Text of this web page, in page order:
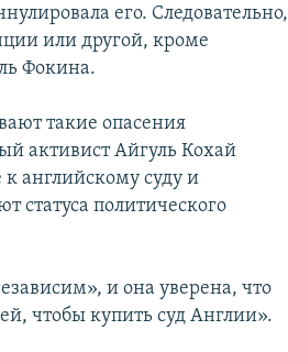
его. Следовательно,
или другой, кроме
Фокина.
такие опасения
активист Айгуль Кохай
английскому суду и
статуса политического
и она уверена, что
чтобы купить суд Англии».